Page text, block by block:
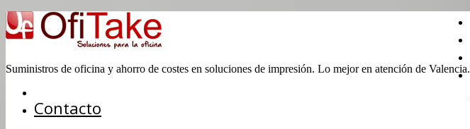
Suministros de oficina y ahorro de costes en soluciones de impresión. Lo mejor en atención de Valencia.
Contacto